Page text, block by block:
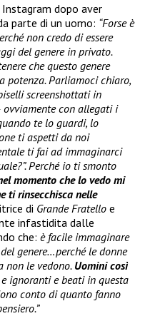
dopo aver
parte di un uomo: “Forse è
non credo di essere
del genere in privato.
che questo genere
potenza. Parliamoci chiaro,
screenshottati in
con allegati i
te lo guardi, lo
ti aspetti da noi
ti fai ad immaginarci
Perché io ti smonto
momento che lo vedo mi
ti rinsecchisca nelle
di Grande Fratello e
infastidita dalle
che: è facile immaginare
genere…perché le donne
non le vedono. Uomini così
ignoranti e beati in questa
conto di quanto fanno